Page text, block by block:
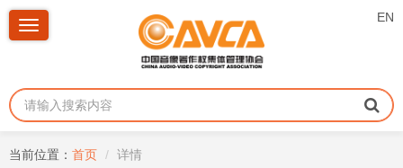
EN
Toggle
当前位置： 首页 详情